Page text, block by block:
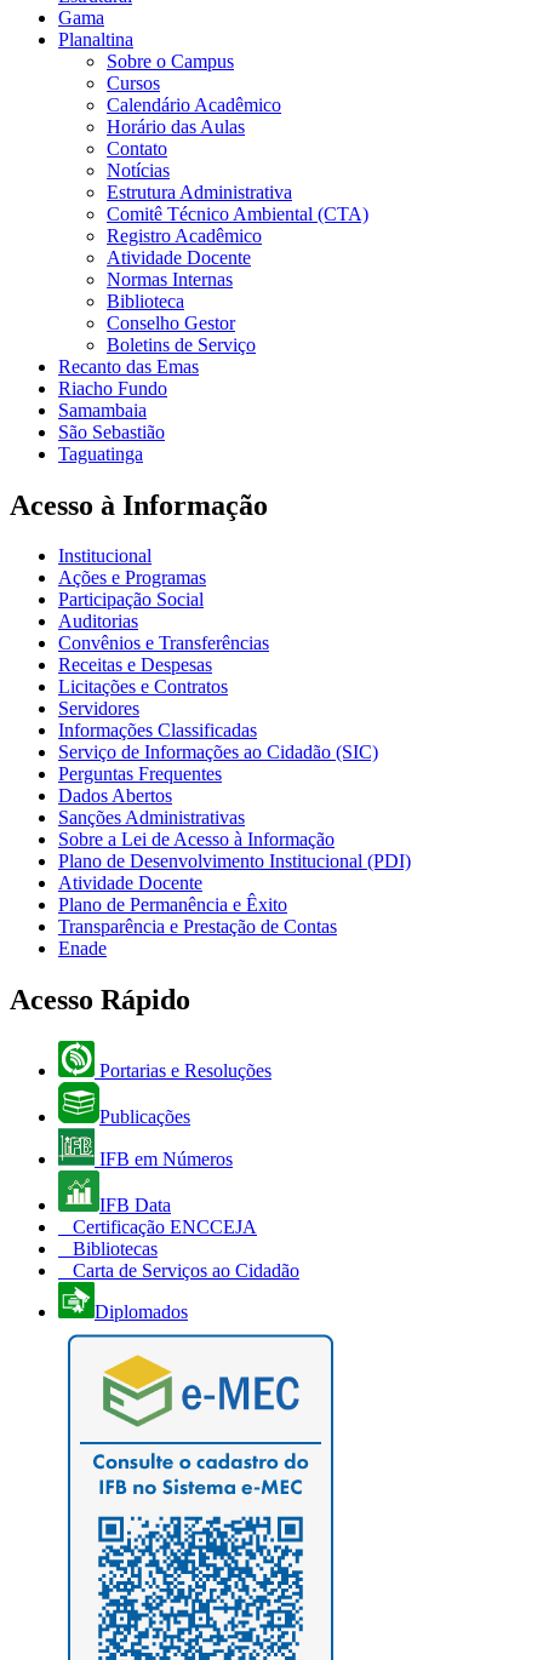
Gama
Planaltina
Sobre o Campus
Cursos
Calendário Acadêmico
Horário das Aulas
Contato
Notícias
Estrutura Administrativa
Comitê Técnico Ambiental (CTA)
Registro Acadêmico
Atividade Docente
Normas Internas
Biblioteca
Conselho Gestor
Boletins de Serviço
Recanto das Emas
Riacho Fundo
Samambaia
São Sebastião
Taguatinga
Acesso à Informação
Institucional
Ações e Programas
Participação Social
Auditorias
Convênios e Transferências
Receitas e Despesas
Licitações e Contratos
Servidores
Informações Classificadas
Serviço de Informações ao Cidadão (SIC)
Perguntas Frequentes
Dados Abertos
Sanções Administrativas
Sobre a Lei de Acesso à Informação
Plano de Desenvolvimento Institucional (PDI)
Atividade Docente
Plano de Permanência e Êxito
Transparência e Prestação de Contas
Enade
Acesso Rápido
Portarias e Resoluções
Publicações
IFB em Números
IFB Data
Certificação ENCCEJA
Bibliotecas
Carta de Serviços ao Cidadão
Diplomados